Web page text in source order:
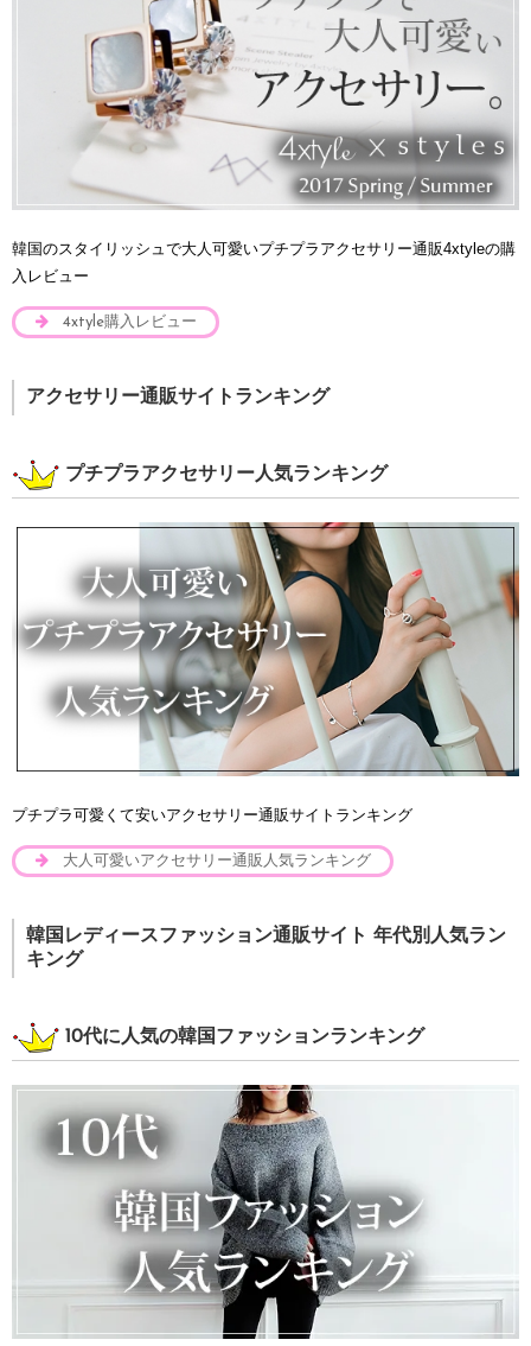
韓国のスタイリッシュで大人可愛いプチプラアクセサリー通販4xtyleの購
入レビュー
4xtyle購入レビュー
アクセサリー通販サイトランキング
プチプラアクセサリー人気ランキング
プチプラ可愛くて安いアクセサリー通販サイトランキング
大人可愛いアクセサリー通販人気ランキング
韓国レディースファッション通販サイト 年代別人気ラン
キング
10代に人気の韓国ファッションランキング